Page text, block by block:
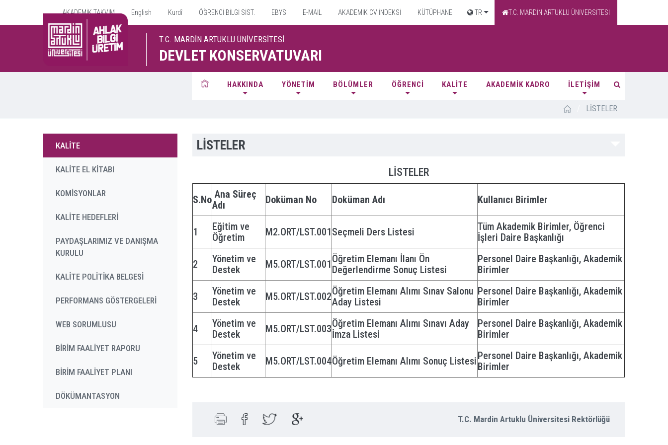
AKADEMİK TAKVİM English Kurdî ÖĞRENCİ BİLGİ SİST. EBYS E-MAİL AKADEMİK CV İNDEKSİ KÜTÜPHANE TR T.C. MARDİN ARTUKLU ÜNİVERSİTESİ
T.C. MARDİN ARTUKLU ÜNİVERSİTESİ
DEVLET KONSERVATUVARI
HAKKINDA YÖNETİM BÖLÜMLER ÖĞRENCİ KALİTE AKADEMİK KADRO İLETİŞİM
LİSTELER
KALİTE
KALİTE EL KİTABI
KOMİSYONLAR
KALİTE HEDEFLERİ
PAYDAŞLARIMIZ VE DANIŞMA
KURULU
KALİTE POLİTİKA BELGESİ
PERFORMANS GÖSTERGELERİ
WEB SORUMLUSU
BİRİM FAALİYET RAPORU
BİRİM FAALİYET PLANI
DÖKÜMANTASYON
LİSTELER
LİSTELER
S.No Ana Süreç
Adı
Doküman No Doküman Adı Kullanıcı Birimler
1
Eğitim ve
Öğretim
M2.ORT/LST.001Seçmeli Ders Listesi
Tüm Akademik Birimler, Öğrenci
İşleri Daire Başkanlığı
2
Yönetim ve
Destek
M5.ORT/LST.001Öğretim Elemanı İlanı Ön
Değerlendirme Sonuç Listesi
Personel Daire Başkanlığı, Akademik
Birimler
3
Yönetim ve
Destek
M5.ORT/LST.002Öğretim Elemanı Alımı Sınav Salonu
Aday Listesi
Personel Daire Başkanlığı, Akademik
Birimler
4
Yönetim ve
Destek
M5.ORT/LST.003Öğretim Elemanı Alımı Sınavı Aday
İmza Listesi
Personel Daire Başkanlığı, Akademik
Birimler
5
Yönetim ve
Destek
M5.ORT/LST.004Öğretim Elemanı Alımı Sonuç ListesiPersonel Daire Başkanlığı, Akademik
Birimler
T.C. Mardin Artuklu Üniversitesi Rektörlüğü